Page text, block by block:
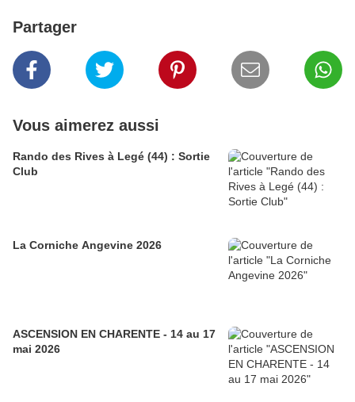
Partager
Vous aimerez aussi
Rando des Rives à Legé (44) : Sortie
Club
La Corniche Angevine 2026
ASCENSION EN CHARENTE - 14 au 17
mai 2026